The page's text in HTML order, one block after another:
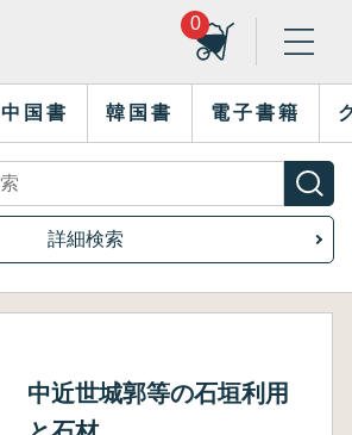
0
中国書 韓国書 電子書籍
詳細検索
中近世城郭等の石垣利用